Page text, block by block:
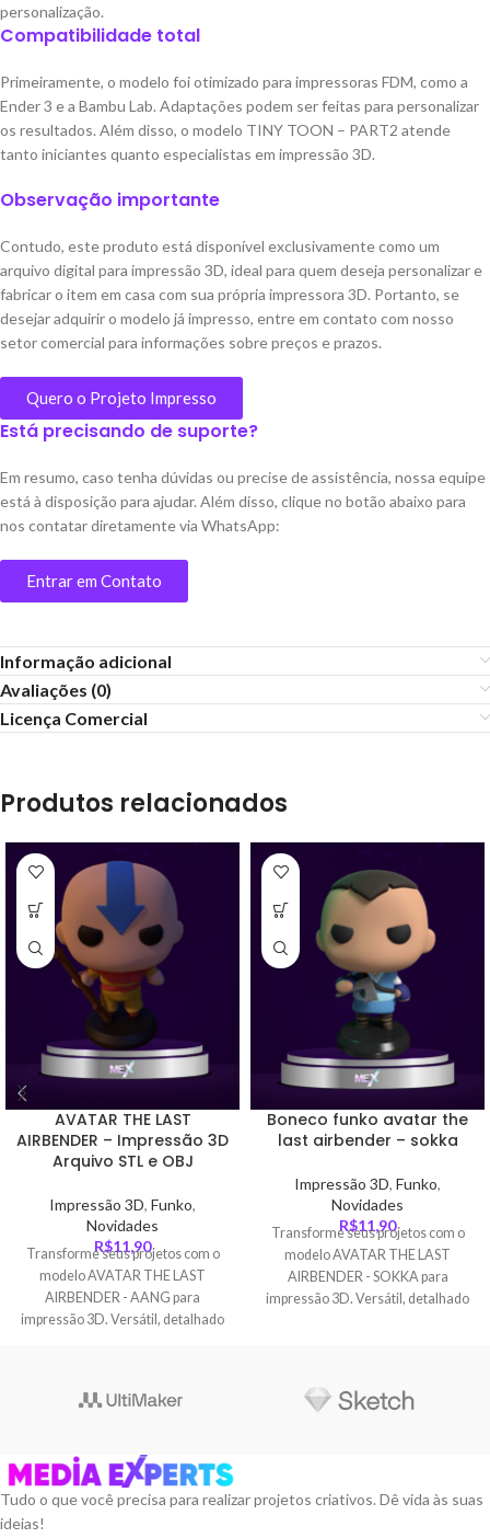
personalização.
Compatibilidade total
Primeiramente, o modelo foi otimizado para impressoras FDM, como a
Ender 3 e a Bambu Lab. Adaptações podem ser feitas para personalizar
os resultados. Além disso, o modelo TINY TOON – PART2 atende
tanto iniciantes quanto especialistas em impressão 3D.
Observação importante
Contudo, este produto está disponível exclusivamente como um
arquivo digital para impressão 3D, ideal para quem deseja personalizar e
fabricar o item em casa com sua própria impressora 3D. Portanto, se
desejar adquirir o modelo já impresso, entre em contato com nosso
setor comercial para informações sobre preços e prazos.
Quero o Projeto Impresso
Está precisando de suporte?
Em resumo, caso tenha dúvidas ou precise de assistência, nossa equipe
está à disposição para ajudar. Além disso, clique no botão abaixo para
nos contatar diretamente via WhatsApp:
Entrar em Contato
Informação adicional
Avaliações (0)
Licença Comercial
Produtos relacionados
AVATAR THE LAST
AIRBENDER – Impressão 3D
Arquivo STL e OBJ
Impressão 3D, Funko,
Novidades
R$11,90
Transforme seus projetos com o
modelo AVATAR THE LAST
AIRBENDER - AANG para
impressão 3D. Versátil, detalhado
Boneco funko avatar the
last airbender – sokka
Impressão 3D, Funko,
Novidades
R$11,90
Transforme seus projetos com o
modelo AVATAR THE LAST
AIRBENDER - SOKKA para
impressão 3D. Versátil, detalhado
Tudo o que você precisa para realizar projetos criativos. Dê vida às suas
ideias!